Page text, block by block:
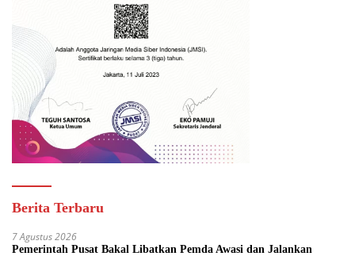
Berita Terbaru
7 Agustus 2026
Pemerintah Pusat Bakal Libatkan Pemda Awasi dan Jalankan